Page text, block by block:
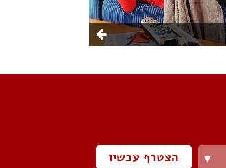
▼ הצטרף עכשיו